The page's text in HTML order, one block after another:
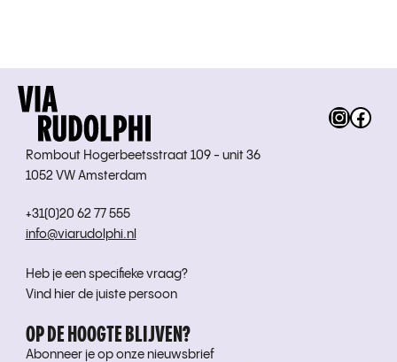
Rombout Hogerbeetsstraat 109 - unit 36
1052 VW Amsterdam
+31(0)20 62 77 555
info@viarudolphi.nl
Heb je een specifieke vraag?
Vind hier de juiste persoon
OP DE HOOGTE BLIJVEN?
Abonneer je op onze nieuwsbrief